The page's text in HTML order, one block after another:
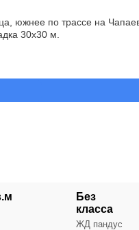
южнее по трассе на
30х30 м.
Без
класса
ЖД пандус